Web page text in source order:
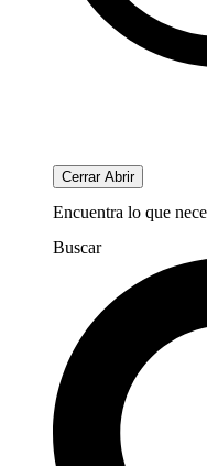
Cerrar Abrir
Encuentra lo que
Buscar